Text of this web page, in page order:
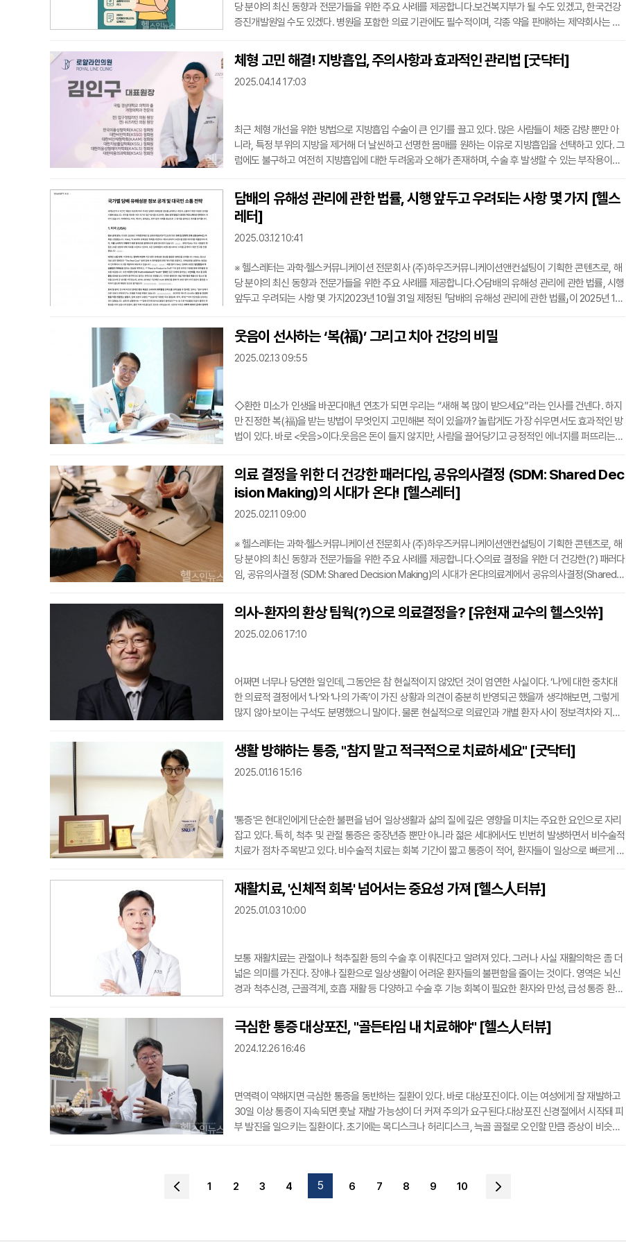
당 분야의 최신 동향과 전문가들을 위한 주요 사례를 제공합니다.보건복지부가 될 수도 있겠고, 한국건강
증진개발원일 수도 있겠다. 병원을 포함한 의료 기관에도 필수적이며, 각종 약을 판매하는 제약회사는 물
달할 것인가에 대한 문제는 너무나 중요해 보인다. 물론, 건강 관련 이슈를 전하고 설득하는 '전통적인' 방
법들은 이미 많이 알려져 있다. 공포소구를 사용할 것, 팩트를 정확히 전달할 것, 메시지를 반복할 것 등 기
성 세대
체형 고민 해결! 지방흡입, 주의사항과 효과적인 관리법 [굿닥터]
2025.04.14 17:03
최근 체형 개선을 위한 방법으로 지방흡입 수술이 큰 인기를 끌고 있다. 많은 사람들이 체중 감량 뿐만 아
니라, 특정 부위의 지방을 제거해 더 날씬하고 선명한 몸매를 원하는 이유로 지방흡입을 선택하고 있다. 그
럼에도 불구하고 여전히 지방흡입에 대한 두려움과 오해가 존재하며, 수술 후 발생할 수 있는 부작용이나
수술이 아니라, 체형을 조정하고 미적인 라인을 만들어주는 중요한 시술이다"고 말했다. 기존의 지방흡입
방식은 주로 중간 지방층을 중심으로 지방을 제거하는 방식이었으나, 이 방식은 부작용을 줄이지만 지방
제거량이
담배의 유해성 관리에 관한 법률, 시행 앞두고 우려되는 사항 몇 가지 [헬스
레터]
2025.03.12 10:41
※ 헬스레터는 과학·헬스커뮤니케이션 전문회사 (주)하우즈커뮤니케이션앤컨설팅이 기획한 콘텐츠로, 해
당 분야의 최신 동향과 전문가들을 위한 주요 사례를 제공합니다.◇담배의 유해성 관리에 관한 법률, 시행
앞두고 우려되는 사항 몇 가지2023년 10월 31일 제정된 「담배의 유해성 관리에 관한 법률」이 2025년 11
따르면, 담배 제조 및 수입업자는 기존 판매 중인 담배에 대해서는 2026년 2월까지, 신규 출시 제품은 1개
월 이내에 유해성분 검사를 의무적으로 의뢰해야 한다.그러나 법률 시행이 약 7개월 앞으로 다가온 현 시
점에서
웃음이 선사하는 ‘복(福)’ 그리고 치아 건강의 비밀
2025.02.13 09:55
◇환한 미소가 인생을 바꾼다매년 연초가 되면 우리는 “새해 복 많이 받으세요”라는 인사를 건넨다. 하지
만 진정한 복(福)을 받는 방법이 무엇인지 고민해본 적이 있을까? 놀랍게도 가장 쉬우면서도 효과적인 방
법이 있다. 바로 <웃음>이다.웃음은 돈이 들지 않지만, 사람을 끌어당기고 긍정적인 에너지를 퍼뜨리는
과 행복을 동시에 얻을 수 있을까? ‘웃음 전도사’라 불리는 스마일블로썸치과의원 문홍범 원장을 만나 이
야기를 나눠봤다.◇웃음과 미소, 사회적 영향력이 크다문 원장은 미소와 웃음이 단순한 개인의 감정 표현
이
의료 결정을 위한 더 건강한 패러다임, 공유의사결정 (SDM: Shared Dec
ision Making)의 시대가 온다! [헬스레터]
2025.02.11 09:00
※ 헬스레터는 과학·헬스커뮤니케이션 전문회사 (주)하우즈커뮤니케이션앤컨설팅이 기획한 콘텐츠로, 해
당 분야의 최신 동향과 전문가들을 위한 주요 사례를 제공합니다.◇의료 결정을 위한 더 건강한(?) 패러다
임, 공유의사결정 (SDM: Shared Decision Making)의 시대가 온다!의료계에서 공유의사결정(Shared D
하는 이 모델은, 기존의 의료진 중심 결정 방식에서 한 단계 진화한 형태다. 최근 국내외 의료계에서 활발
히 연구되고 있는 SDM은 의료 서비스의 질적 향상을 이끄는 핵심 동력으로 평가받고 있는 상황이다.SD
M의 핵심은 의료진의 전
의사-환자의 환상 팀웍(?)으로 의료결정을? [유현재 교수의 헬스잇쓔]
2025.02.06 17:10
어쩌면 너무나 당연한 일인데, 그동안은 참 현실적이지 않았던 것이 엄연한 사실이다. ‘나’에 대한 중차대
한 의료적 결정에서 ‘나’와 ‘나의 가족’이 가진 상황과 의견이 충분히 반영되곤 했을까 생각해보면, 그렇게
많지 않아 보이는 구석도 분명했으니 말이다. 물론 현실적으로 의료인과 개별 환자 사이 정보격차와 지식
이었다는 판단도 지극히 합리적이다. ‘나’와‘내 가족’에 대한 의료 행위와 결정이었음에도 불구하고, 예전의
방법이 최선이었다는 생각도 가능하단 뜻이다. 이 같은 관행(?)은 의료 소비자가 의료진에게 가장
생활 방해하는 통증, "참지 말고 적극적으로 치료하세요" [굿닥터]
2025.01.16 15:16
'통증'은 현대인에게 단순한 불편을 넘어 일상생활과 삶의 질에 깊은 영향을 미치는 주요한 요인으로 자리
잡고 있다. 특히, 척추 및 관절 통증은 중장년층 뿐만 아니라 젊은 세대에서도 빈번히 발생하면서 비수술적
치료가 점차 주목받고 있다. 비수술적 치료는 회복 기간이 짧고 통증이 적어, 환자들이 일상으로 빠르게 복
지 않고, 환자의 생활을 개선하고 삶의 질을 향상시키는 데 목표를 두고 있다"고 설명한다. 특히 첨단 신경
차단술과 고주파 열응고술과 같은 비수술적 치료법은 최신 기술의 적용으로 높은 치료 효과를 기대할 수
있으
재활치료, '신체적 회복' 넘어서는 중요성 가져 [헬스人터뷰]
2025.01.03 10:00
보통 재활치료는 관절이나 척추질환 등의 수술 후 이뤄진다고 알려져 있다. 그러나 사실 재활의학은 좀 더
넓은 의미를 가진다. 장애나 질환으로 일상생활이 어려운 환자들의 불편함을 줄이는 것이다. 영역은 뇌신
경과 척추신경, 근골격계, 호흡 재활 등 다양하고 수술 후 기능 회복이 필요한 환자와 만성, 급성 통증 환자
효과가 있어 매우 중요하다"라며 "수술이 필요한 환자들은 종종 만성질환에 따른 근력 저하나 관절 범위
제한을 겪기 때문에 수술 전 근력을 강화하고 통증을 조절해주면 수술 후 회복에 좋은 영향을 미칠 수 있
다"고
극심한 통증 대상포진, "골든타임 내 치료해야" [헬스人터뷰]
2024.12.26 16:46
면역력이 약해지면 극심한 통증을 동반하는 질환이 있다. 바로 대상포진이다. 이는 여성에게 잘 재발하고
30일 이상 통증이 지속되면 훗날 재발 가능성이 더 커져 주의가 요구된다.대상포진 신경절에서 시작돼 피
부 발진을 일으키는 질환이다. 초기에는 목디스크나 허리디스크, 늑골 골절로 오인할 만큼 증상이 비슷하
타나지 않기도 해 증상에 따라 정확한 진단과 추가 검사가 필요할 수 있다"고 말했다.실제로 대상포진에
감염됐다 해
1 2 3 4 5 6 7 8 9 10